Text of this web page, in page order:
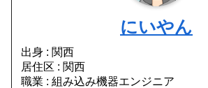
にいやん
出身 : 関西
居住区 : 関西
職業 : 組み込み機器エンジニア